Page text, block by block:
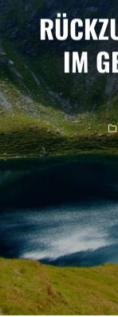
IM